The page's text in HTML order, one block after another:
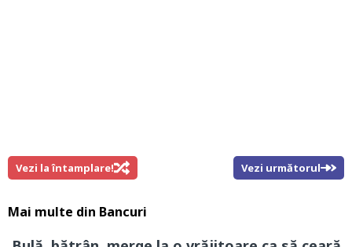
Vezi la întamplare! Vezi următorul
Mai multe din Bancuri